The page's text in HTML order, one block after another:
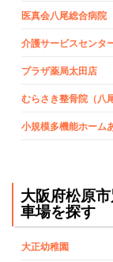
医真会八尾総合病院
介護サービスセンタ
プラザ薬局太田店
むらさき整骨院（八
小規模多機能ホーム
大阪府松原
車場を探す
大正幼稚園